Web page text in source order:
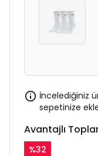
İncelediğiniz
sepetinize
Avantajlı
%32